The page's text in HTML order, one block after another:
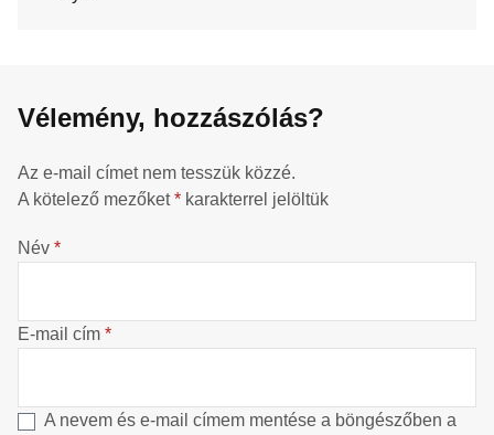
Vélemény, hozzászólás?
Az e-mail címet nem tesszük közzé.
A kötelező mezőket* karakterrel jelöltük
Név *
E-mail cím *
A nevem és e-mail címem mentése a böngészőben a